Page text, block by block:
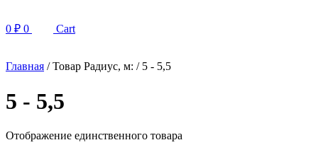
0 ₽ 0 Cart
Главная / Товар Радиус, м: / 5 - 5,5
5 - 5,5
Отображение единственного товара